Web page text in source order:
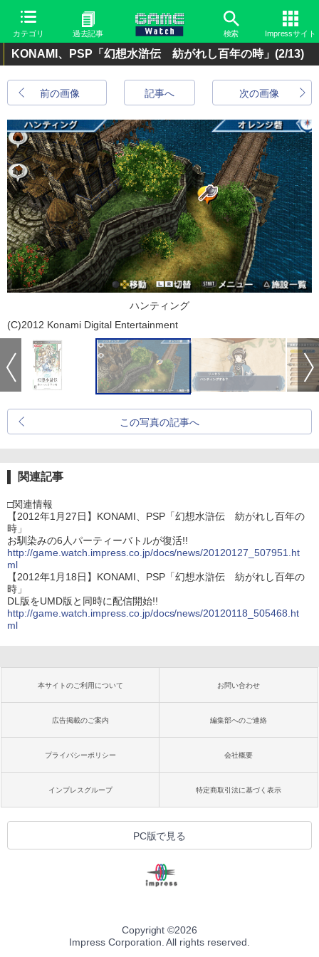
カテゴリ 過去記事 検索 Impressサイト
KONAMI、PSP「幻想水滸伝 紡がれし百年の時」 (2/13)
前の画像 次の画像
記事へ
ハンティング
(C)2012 Konami Digital Entertainment
この写真の記事へ
関連記事
□関連情報
【2012年1月27日】KONAMI、PSP「幻想水滸伝 紡がれし百年の
時」
お馴染みの6人パーティーバトルが復活!!
http://game.watch.impress.co.jp/docs/news/20120127_507951.ht
ml
【2012年1月18日】KONAMI、PSP「幻想水滸伝 紡がれし百年の
時」
DL版をUMD版と同時に配信開始!!
http://game.watch.impress.co.jp/docs/news/20120118_505468.ht
ml
本サイトのご利用について お問い合わせ
広告掲載のご案内 編集部へのご連絡
プライバシーポリシー 会社概要
インプレスグループ 特定商取引法に基づく表示
PC版で見る
Copyright ©2026
Impress Corporation. All rights reserved.